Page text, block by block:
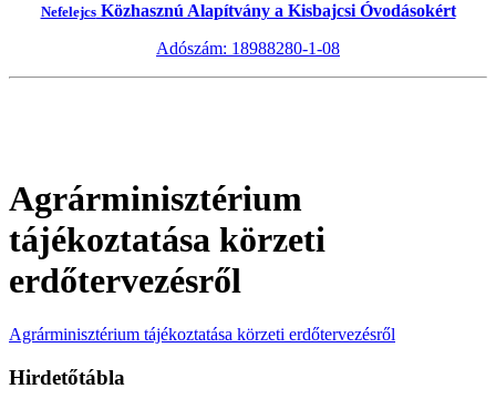
NefelejcsKözhasznú Alapítvány a Kisbajcsi Óvodásokért
Adószám: 18988280-1-08
Agrárminisztérium
tájékoztatása körzeti
erdőtervezésről
Agrárminisztérium tájékoztatása körzeti erdőtervezésről
Hirdetőtábla